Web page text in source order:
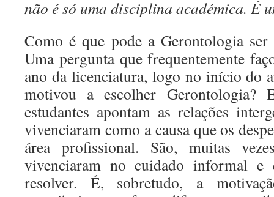
não é só uma disciplina académica. É
Como é que pode a Gerontologia ser
Uma pergunta que frequentemente
ano da licenciatura, logo no início do
motivou a escolher Gerontologia?
estudantes apontam as relações
vivenciaram como a causa que os
área profissional. São, muitas
vivenciaram no cuidado informal e
resolver. É, sobretudo, a